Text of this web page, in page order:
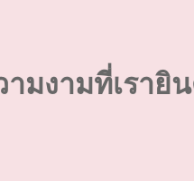
มงามที่เรายิ